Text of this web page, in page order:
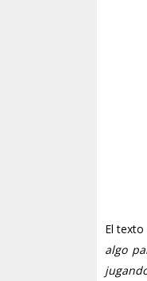
El
algo